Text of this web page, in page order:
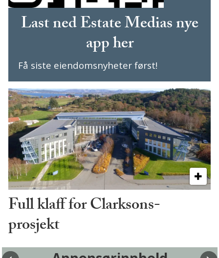
Last ned Estate Medias nye
app her
Få siste eiendomsnyheter først!
Full klaff for Clarksons-
prosjekt